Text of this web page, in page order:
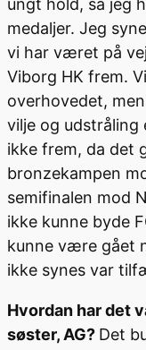
ungt hold, så jeg
medaljer. Jeg
vi har været på
Viborg HK frem.
overhovedet,
vilje og
ikke frem, da det
bronzekampen
semifinalen mod
ikke kunne byde
kunne være gået
ikke synes var
Hvordan har det
søster, AG? Det